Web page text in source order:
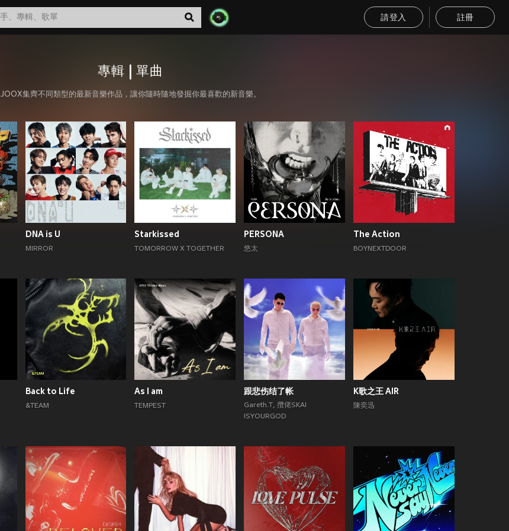
請登入 註冊
專輯 | 單曲
JOOX集齊不同類型的最新音樂作品，讓你隨時隨地發掘你最喜歡的新音樂。
DNA is U
MIRROR
Starkissed
TOMORROW X TOGETHER
PERSONA
悠太
The Action
BOYNEXTDOOR
Back to Life
&TEAM
As I am
TEMPEST
跟悲伤结了帐
Gareth.T,攬佬SKAI
ISYOURGOD
K歌之王 AIR
陳奕迅